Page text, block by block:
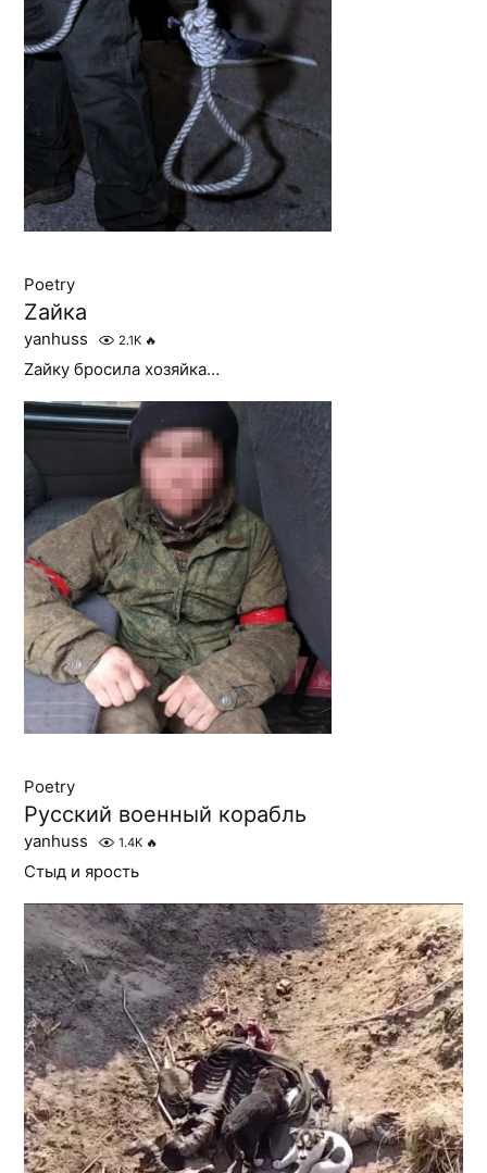
Poetry
Zайка
yanhuss 2.1K 🔥
Zайку бросила хозяйка…
Poetry
Русский военный корабль
yanhuss 1.4K 🔥
Стыд и ярость